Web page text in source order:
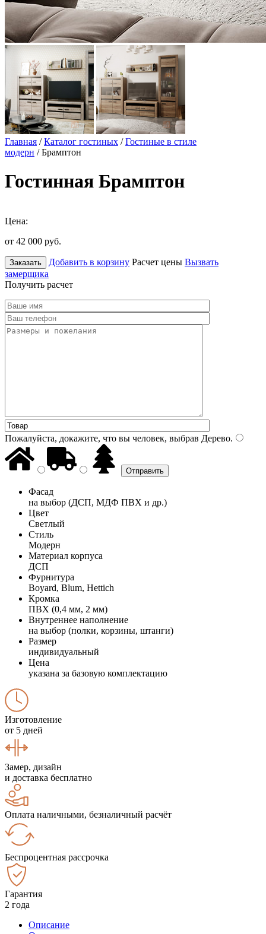
Главная /Каталог гостиных /Гостиные в стиле
модерн / Брамптон
Гостинная Брамптон
Цена:
от 42 000 руб.
Заказать Добавить в корзину Расчет цены Вызвать
замерщика
Получить расчет
Пожалуйста, докажите, что вы человек, выбрав Дерево.
Фасад
на выбор (ДСП, МДФ ПВХ и др.)
Цвет
Светлый
Стиль
Модерн
Материал корпуса
ДСП
Фурнитура
Boyard, Blum, Hettich
Кромка
ПВХ (0,4 мм, 2 мм)
Внутреннее наполнение
на выбор (полки, корзины, штанги)
Размер
индивидуальный
Цена
указана за базовую комплектацию
Изготовление
от 5 дней
Замер, дизайн
и доставка бесплатно
Оплата наличными, безналичный расчёт
Беспроцентная рассрочка
Гарантия
2 года
Описание